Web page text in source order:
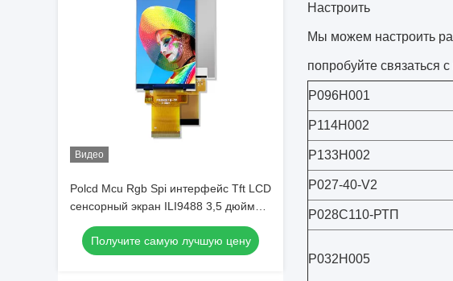
Видео
Polcd Mcu Rgb Spi интерфейс Tft LCD
сенсорный экран ILI9488 3,5 дюйма
Tft LCD 320x480
Получите самую лучшую цену
Настроить
Мы можем настроить
попробуйте связаться
P096H001
P114H002
P133H002
P027-40-V2
P028C110-РТП
P032H005